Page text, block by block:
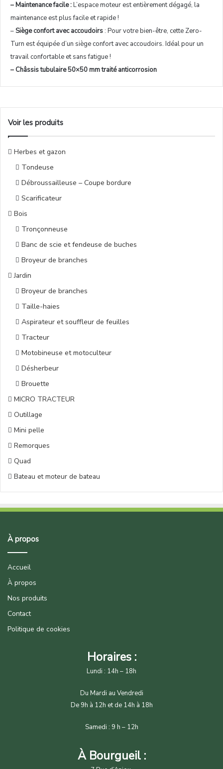
– Maintenance facile :L’espace moteur est entièrement dégagé, la
maintenance est plus facile et rapide !
–Siège confort avec accoudoirs: Pour votre bien-être, cette Zero-
Turn est équipée d’un siège confort avec accoudoirs. Idéal pour un
travail confortable et sans fatigue !
– Châssis tubulaire 50×50 mm traité anticorrosion
Voir les produits
Herbes et gazon
Tondeuse
Débroussailleuse – Coupe bordure
Scarificateur
Bois
Tronçonneuse
Banc de scie et fendeuse de buches
Broyeur de branches
Jardin
Broyeur de branches
Taille-haies
Aspirateur et souffleur de feuilles
Tracteur
Motobineuse et motoculteur
Désherbeur
Brouette
MICRO TRACTEUR
Outillage
Mini pelle
Remorques
Quad
Bateau et moteur de bateau
À propos
Accueil
À propos
Nos produits
Contact
Politique de cookies
Horaires :
Lundi : 14h – 18h
Du Mardi au Vendredi
De 9h à 12h et de 14h à 18h
Samedi : 9 h – 12h
À Bourgueil :